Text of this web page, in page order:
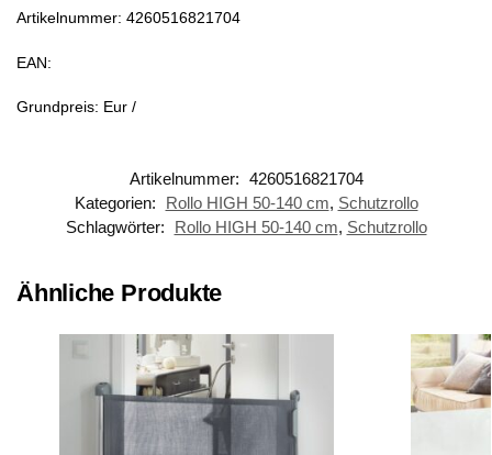
Artikelnummer: 4260516821704
EAN:
Grundpreis: Eur /
Artikelnummer: 4260516821704
Kategorien:
Rollo HIGH 50-140 cm, Schutzrollo
Schlagwörter:
Rollo HIGH 50-140 cm, Schutzrollo
Ähnliche Produkte